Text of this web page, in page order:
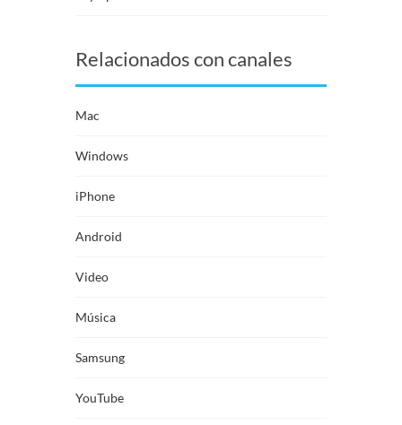
Relacionados con canales
Mac
Windows
iPhone
Android
Video
Música
Samsung
YouTube